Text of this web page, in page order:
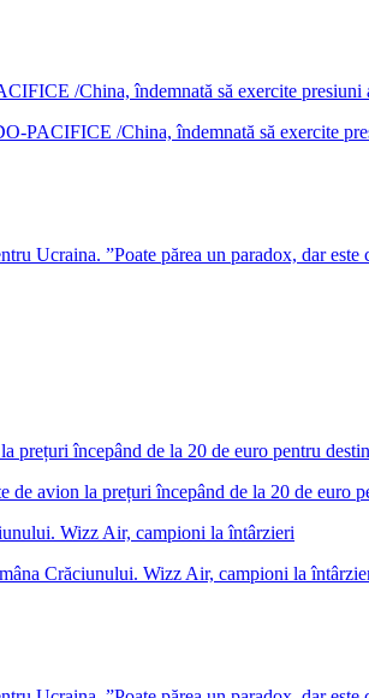
PACIFICE /China, îndemnată să exercite
Ucraina. ”Poate părea un paradox, dar este
de avion la prețuri începând de la 20 de euro
Crăciunului. Wizz Air, campioni la